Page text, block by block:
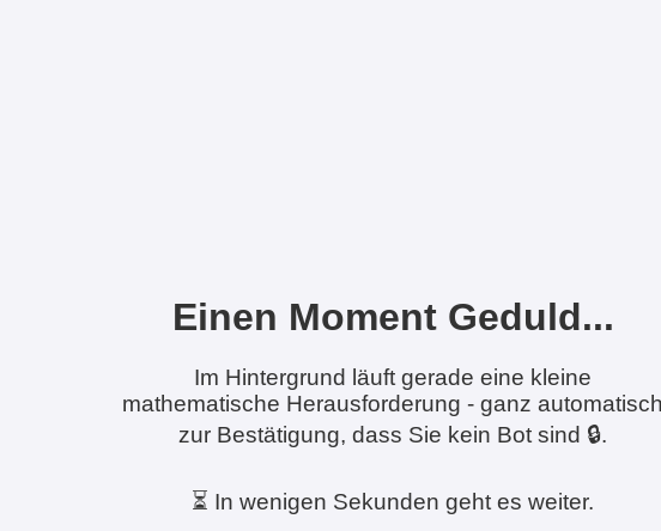
Einen Moment Geduld...
Im Hintergrund läuft gerade eine kleine
mathematische Herausforderung - ganz
zur Bestätigung, dass Sie kein Bot sind 🔒.
⏳ In wenigen Sekunden geht es weiter.